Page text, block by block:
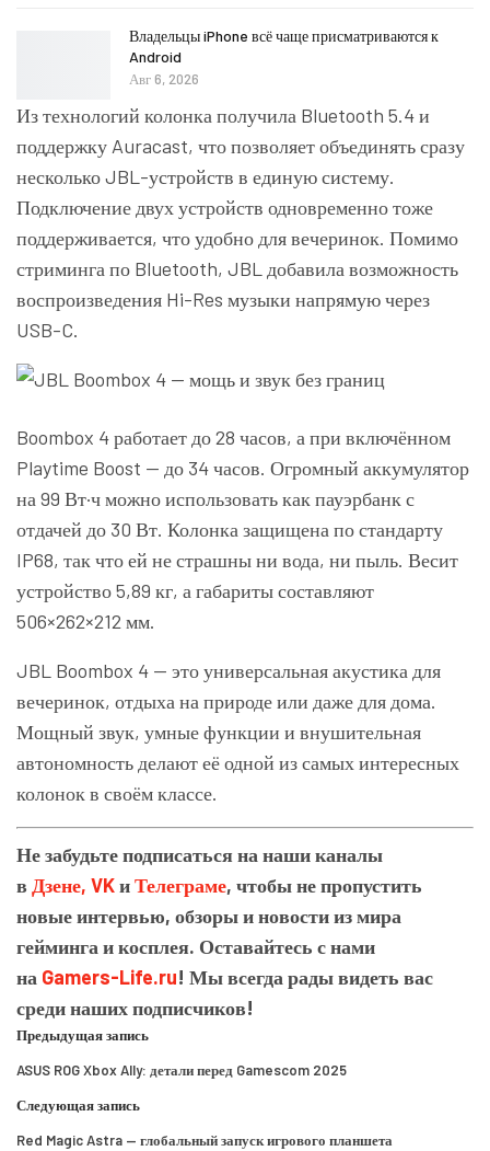
Владельцы iPhone всё чаще присматриваются к
Android
Авг 6, 2026
Из технологий колонка получила Bluetooth 5.4 и
поддержку Auracast, что позволяет объединять сразу
несколько JBL-устройств в единую систему.
Подключение двух устройств одновременно тоже
поддерживается, что удобно для вечеринок. Помимо
стриминга по Bluetooth, JBL добавила возможность
воспроизведения Hi-Res музыки напрямую через
USB-C.
Boombox 4 работает до 28 часов, а при включённом
Playtime Boost — до 34 часов. Огромный аккумулятор
на 99 Вт·ч можно использовать как пауэрбанк с
отдачей до 30 Вт. Колонка защищена по стандарту
IP68, так что ей не страшны ни вода, ни пыль. Весит
устройство 5,89 кг, а габариты составляют
506×262×212 мм.
JBL Boombox 4 — это универсальная акустика для
вечеринок, отдыха на природе или даже для дома.
Мощный звук, умные функции и внушительная
автономность делают её одной из самых интересных
колонок в своём классе.
Не забудьте подписаться на наши каналы
в Дзене, VKиТелеграме, чтобы не пропустить
новые интервью, обзоры и новости из мира
гейминга и косплея. Оставайтесь с нами
на Gamers-Life.ru! Мы всегда рады видеть вас
среди наших подписчиков!
Предыдущая запись
ASUS ROG Xbox Ally: детали перед Gamescom 2025
Следующая запись
Red Magic Astra — глобальный запуск игрового планшета